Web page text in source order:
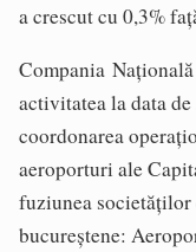
a crescut cu 0,3%
Compania
activitatea la data
coordonarea
aeroporturi ale
fuziunea
bucureştene: